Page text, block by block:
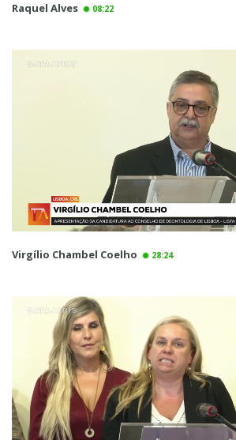
Raquel Alves 08:22
Virgílio Chambel Coelho 28:24